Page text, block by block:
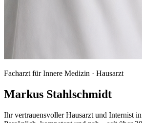
Facharzt für Innere Medizin · Hausarzt
Markus Stahlschmidt
Ihr vertrauensvoller Hausarzt und Internist